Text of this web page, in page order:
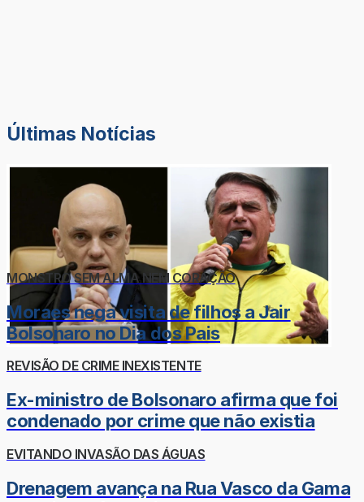
Últimas Notícias
MONSTRO SEM ALMA NEM CORAÇÃO
Moraes nega visita de filhos a Jair
Bolsonaro no Dia dos Pais
REVISÃO DE CRIME INEXISTENTE
Ex-ministro de Bolsonaro afirma que foi
condenado por crime que não existia
EVITANDO INVASÃO DAS ÁGUAS
Drenagem avança na Rua Vasco da Gama